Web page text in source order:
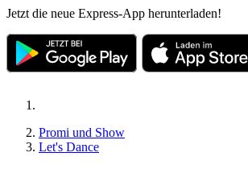
Jetzt die neue Express-App herunterladen!
Promi und Show
Let's Dance